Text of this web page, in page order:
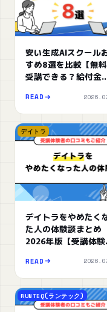
安い生成AIスクール
すめ8選を比較【無
受講できる？給付金
READ
デイトラ
デイトラをやめたく
た人の体験談まとめ
2026年版【受講体験
READ
RUNTEQ(ランテック)